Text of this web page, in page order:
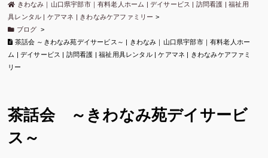
きわなみ｜山口県宇部市｜有料老人ホーム | デイサービス | 訪問看護 | 福祉用
具レンタル | ケアマネ | きわなみケアファミリー >
ブログ >
茶話会 ～きわなみ苑デイサービス～ | きわなみ｜山口県宇部市｜有料老人ホー
ム | デイサービス | 訪問看護 | 福祉用具レンタル | ケアマネ | きわなみケアファミ
リー
茶話会 ～きわなみ苑デイサービ
ス～